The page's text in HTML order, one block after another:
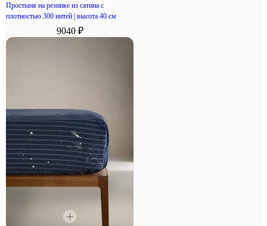
Простыня на резинке из сатина с
плотностью 300 нитей | высота 40 см
9040 ₽